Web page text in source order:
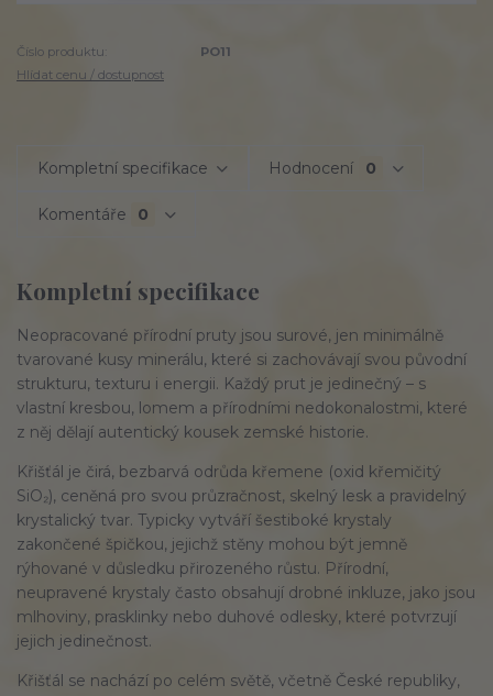
Číslo produktu:
PO11
Hlídat cenu / dostupnost
Kompletní specifikace Hodnocení 0
Komentáře 0
Kompletní specifikace
Neopracované přírodní pruty jsou surové, jen minimálně
tvarované kusy minerálu, které si zachovávají svou původní
strukturu, texturu i energii. Každý prut je jedinečný – s
vlastní kresbou, lomem a přírodními nedokonalostmi, které
z něj dělají autentický kousek zemské historie.
Křišťál je čirá, bezbarvá odrůda křemene (oxid křemičitý
SiO₂), ceněná pro svou průzračnost, skelný lesk a pravidelný
krystalický tvar. Typicky vytváří šestiboké krystaly
zakončené špičkou, jejichž stěny mohou být jemně
rýhované v důsledku přirozeného růstu. Přírodní,
neupravené krystaly často obsahují drobné inkluze, jako jsou
mlhoviny, prasklinky nebo duhové odlesky, které potvrzují
jejich jedinečnost.
Křišťál se nachází po celém světě, včetně České republiky,